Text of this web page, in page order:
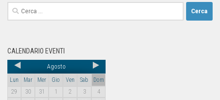
CALENDARIO EVENTI
Agosto
Lun Mar Mer Gio Ven Sab
Dom
29
30 31 1 2 3
4